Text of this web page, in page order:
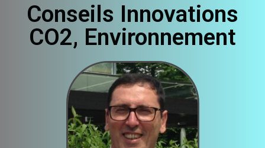
Conseils Innovations
CO2, Environnement